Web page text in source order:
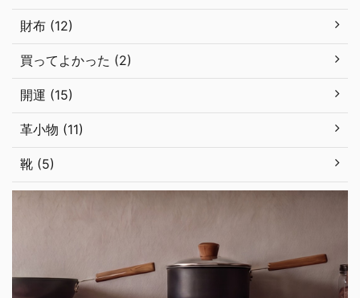
財布 (12)
買ってよかった (2)
開運 (15)
革小物 (11)
靴 (5)